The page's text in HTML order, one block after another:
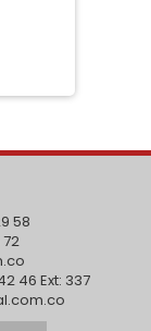
58
72
46 Ext: 337